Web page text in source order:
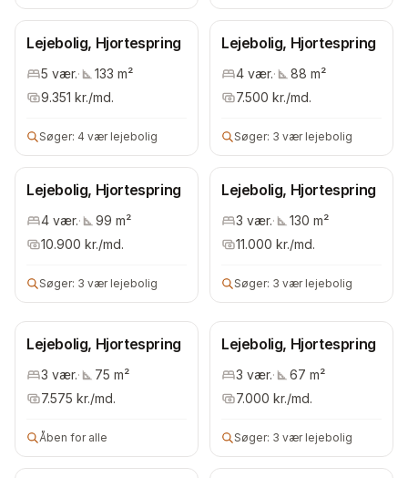
Lejebolig, Hjortespring
5 vær.· 133 m²
9.351 kr./md.
Søger: 4 vær lejebolig
Lejebolig, Hjortespring
4 vær.· 88 m²
7.500 kr./md.
Søger: 3 vær lejebolig
Lejebolig, Hjortespring
4 vær.· 99 m²
10.900 kr./md.
Søger: 3 vær lejebolig
Lejebolig, Hjortespring
3 vær.· 130 m²
11.000 kr./md.
Søger: 3 vær lejebolig
Lejebolig, Hjortespring
3 vær.· 75 m²
7.575 kr./md.
Åben for alle
Lejebolig, Hjortespring
3 vær.· 67 m²
7.000 kr./md.
Søger: 3 vær lejebolig